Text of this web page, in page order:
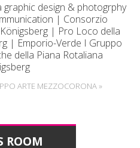
design & photogrphy
| Consorzio
| Pro Loco della
| Emporio-Verde I Gruppo
della Piana Rotaliana
ARTE MEZZOCORONA »
ROOM